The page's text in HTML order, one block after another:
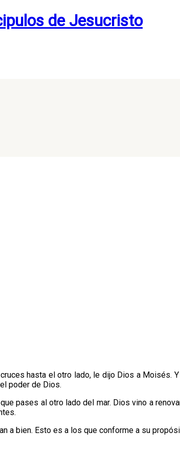
hasta el otro lado, le dijo Dios a
poder de Dios.
pases al otro lado del mar. Dios vino a
a bien. Esto es a los que conforme a su